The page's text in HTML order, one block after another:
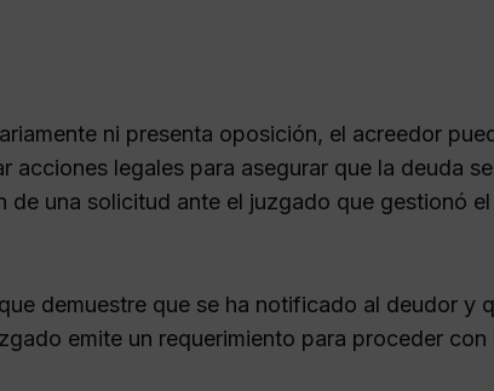
ni presenta oposición, el acreedor
acciones legales para asegurar que la deuda
una solicitud ante el juzgado que gestionó
demuestre que se ha notificado al deudor y
emite un requerimiento para proceder con